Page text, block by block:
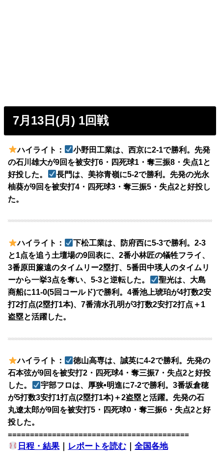
7月13日(月) 1回戦
ハイライト：
小野田工業は、西京に2-1で勝利。先発
の石川雄大が9回を被安打6・四死球1・奪三振8・失点1と
好投した。
長門は、美祢青嶺に5-2で勝利。先発の光永
柚葵が9回を被安打4・四死球3・奪三振5・失点2と好投し
た。
ハイライト：
下松工業は、防府西に5-3で勝利。2-3
と1点を追う土壇場の9回表に、2番小林匠の犠牲フライ、
3番原田簾遠のタイムリー2塁打、5番田中瑛人のタイムリ
ーから一挙3点を奪い、5-3と逆転した。
聖光は、大島
商船に11-0(5回コールド)で勝利。4番池上琥珀が4打数2安
打2打点(2塁打1本)、7番清水孔明が3打数2安打2打点＋1
盗塁と活躍した。
ハイライト：
徳山高専は、誠英に4-2で勝利。先発の
石本弦が9回を被安打2・四死球4・奪三振7・失点2と好投
した。
宇部フロは、厚狭•明進に7-2で勝利。3番坂倉穂
が5打数3安打1打点(2塁打1本)＋2盗塁と活躍。先発の石
丸遼太郎が9回を被安打5・四死球0・奪三振6・失点2と好
投した。
=========================================
日程・結果｜ レポートを読む ｜全国各地